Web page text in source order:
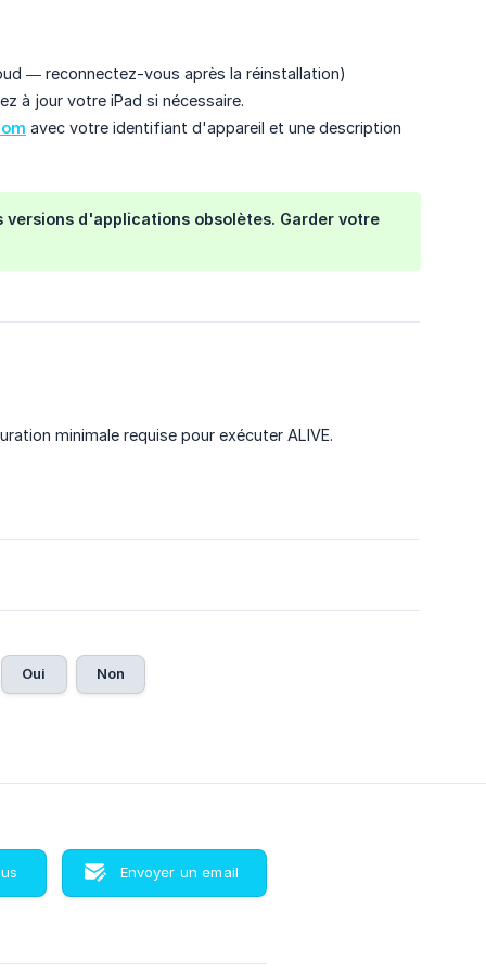
— reconnectez-vous après la réinstallation)
à jour votre iPad si nécessaire.
avec votre identifiant d'appareil et une description
d'applications obsolètes. Garder votre
minimale requise pour exécuter ALIVE.
Oui Non
Envoyer un email